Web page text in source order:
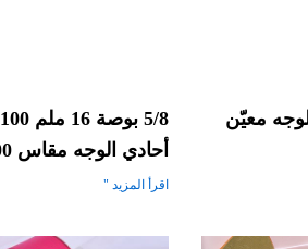
معيّن
أحادي الوجه مقاس 100 ياردة
اقرأ المزيد "